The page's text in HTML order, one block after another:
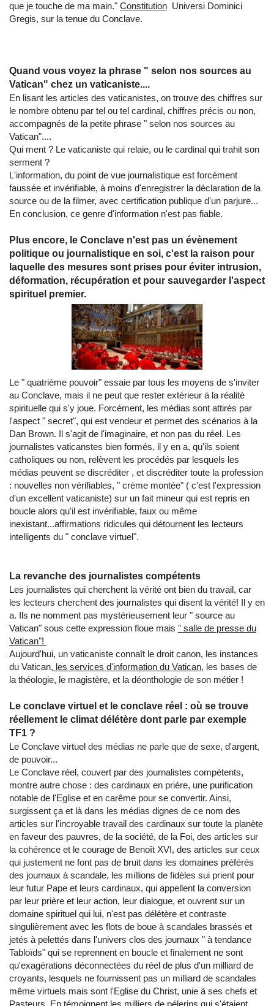
que je touche de ma main." Constitution Universi Dominici
Gregis, sur la tenue du Conclave.
Quand vous voyez la phrase " selon nos sources au
Vatican" chez un vaticaniste....
En lisant les articles des vaticanistes, on trouve des chiffres sur
le nombre obtenu par tel ou tel cardinal, chiffres précis ou non,
accompagnés de la petite phrase " selon nos sources au
Vatican"....
Qui ment ? Le vaticaniste qui relaie, ou le cardinal qui trahit son
serment ?
L'information, du point de vue journalistique est forcément
faussée et invérifiable, à moins d'enregistrer la déclaration de la
source ou de la filmer, avec certification publique d'un parjure...
En conclusion, ce genre d'information n'est pas fiable.
Plus encore, le Conclave n'est pas un évènement
politique ou journalistique en soi, c'est la raison pour
laquelle des mesures sont prises pour éviter intrusion,
déformation, récupération et pour sauvegarder l'aspect
spirituel premier.
Le " quatrième pouvoir" essaie par tous les moyens de s'inviter
au Conclave, mais il ne peut que rester extérieur à la réalité
spirituelle qui s'y joue. Forcément, les médias sont attirés par
l'aspect " secret", qui est vendeur et permet des scénarios à la
Dan Brown. Il s'agit de l'imaginaire, et non pas du réel. Les
journalistes vaticanstes bien formés, il y en a, qu'ils soient
catholiques ou non, relèvent les procédés par lesquels les
médias peuvent se discréditer , et discréditer toute la profession
: nouvelles non vérifiables, " crème montée" ( c'est l'expression
d'un excellent vaticaniste) sur un fait mineur qui est repris en
boucle alors qu'il est invérifiable, faux ou même
inexistant...affirmations ridicules qui détournent les lecteurs
intelligents du " conclave virtuel".
La revanche des journalistes compétents
Les journalistes qui cherchent la vérité ont bien du travail, car
les lecteurs cherchent des journalistes qui disent la vérité! Il y en
a. Ils ne nomment pas mystérieusement leur " source au
Vatican" sous cette expression floue mais " salle de presse du
Vatican"!
Aujourd'hui, un vaticaniste connaît le droit canon, les instances
du Vatican, les services d'information du Vatican, les bases de
la théologie, le magistère, et la déonthologie de son métier !
Le conclave virtuel et le conclave réel : où se trouve
réellement le climat délétère dont parle par exemple
TF1 ?
Le Conclave virtuel des médias ne parle que de sexe, d'argent,
de pouvoir...
Le Conclave réel, couvert par des journalistes compétents,
montre autre chose : des cardinaux en prière, une purification
notable de l'Eglise et en carême pour se convertir. Ainsi,
surgissent ça et là dans les médias dignes de ce nom des
articles sur l'incroyable travail des cardinaux sur toute la planète
en faveur des pauvres, de la société, de la Foi, des articles sur
la cohérence et le courage de Benoît XVI, des articles sur ceux
qui justement ne font pas de bruit dans les domaines préférés
des journaux à scandale, les millions de fidèles sui prient pour
leur futur Pape et leurs cardinaux, qui appellent la conversion
par leur prière et leur action, leur dialogue, et ouvrent sur un
domaine spirituel qui lui, n'est pas délétère et contraste
singulièrement avec les flots de boue à scandales brassés et
jetés à pelettés dans l'univers clos des journaux " à tendance
Tabloïds" qui se reprennent en boucle et finalement ne sont
qu'exagérations déconnectées du réel de plus d'un milliard de
croyants, lesquels ne fournissent pas un milliard de scandales
même virtuels mais sont l'Eglise du Christ, unie à ses chefs et
Pasteurs. En témoignent les milliers de pélerins qui s'étaient